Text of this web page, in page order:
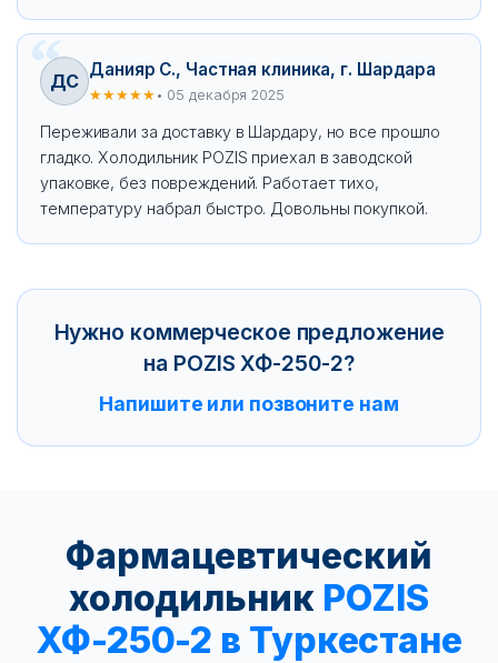
ДС
Данияр С., Частная клиника, г. Шардара
★★★★★ • 05 декабря 2025
Переживали за доставку в Шардару, но все прошло
гладко. Холодильник POZIS приехал в заводской
упаковке, без повреждений. Работает тихо,
температуру набрал быстро. Довольны покупкой.
Нужно коммерческое предложение
на POZIS ХФ-250-2?
Напишите или позвоните нам
Фармацевтический
холодильник POZIS
ХФ-250-2 в Туркестане